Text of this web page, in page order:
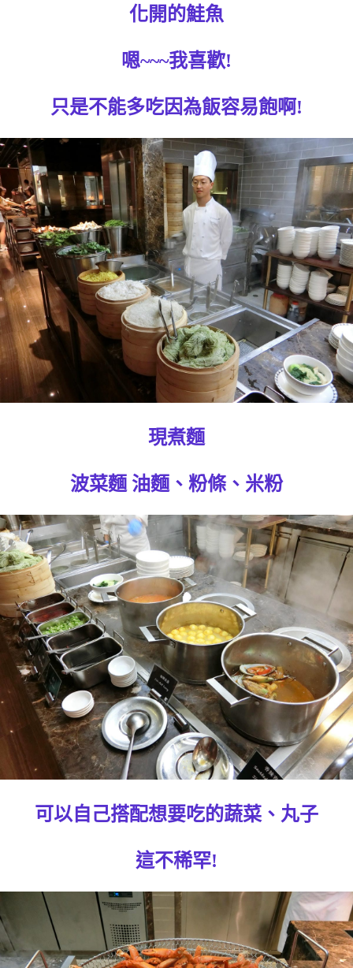
化開的鮭魚
嗯~~~我喜歡!
只是不能多吃因為飯容易飽啊!
現煮麵
波菜麵 油麵、粉條、米粉
可以自己搭配想要吃的蔬菜、丸子
這不稀罕!